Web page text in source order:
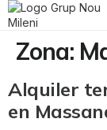
Zona:
Alquiler
en